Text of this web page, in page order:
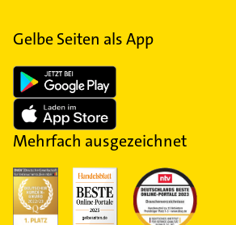
Gelbe Seiten als App
Mehrfach ausgezeichnet